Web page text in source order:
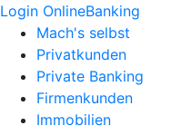
Login OnlineBanking
Mach's selbst
Privatkunden
Private Banking
Firmenkunden
Immobilien